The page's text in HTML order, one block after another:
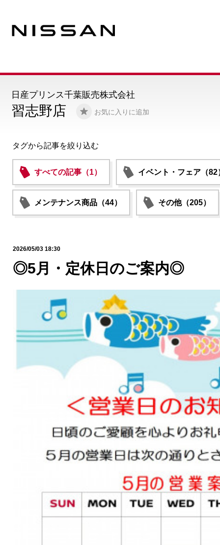
習志野店 お気に入りに追加
日産プリンス千葉販売株式会社
タグから記事を絞り込む
すべての記事（1） イベント・フェア（82
メンテナンス商品（44） その他（205）
2026/05/03 18:30
◎5月・定休日のご案内◎